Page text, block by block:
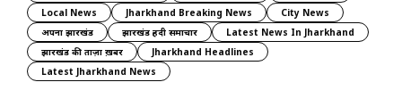
Local News
Jharkhand Breaking News
City News
अपना झारखंड
झारखंड हिंदी समाचार
Latest News In Jharkhand
झारखंड की ताज़ा ख़बर
Jharkhand Headlines
Latest Jharkhand News